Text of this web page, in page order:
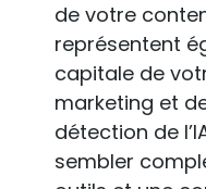
de votre
représentent
capitale de
marketing et
détection de
sembler